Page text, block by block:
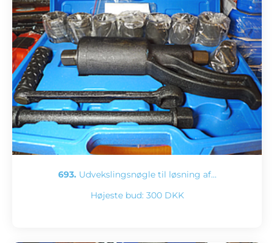
693. Udvekslingsnøgle til løsning af…
Højeste bud: 300 DKK